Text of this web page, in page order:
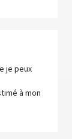
je peux
à mon